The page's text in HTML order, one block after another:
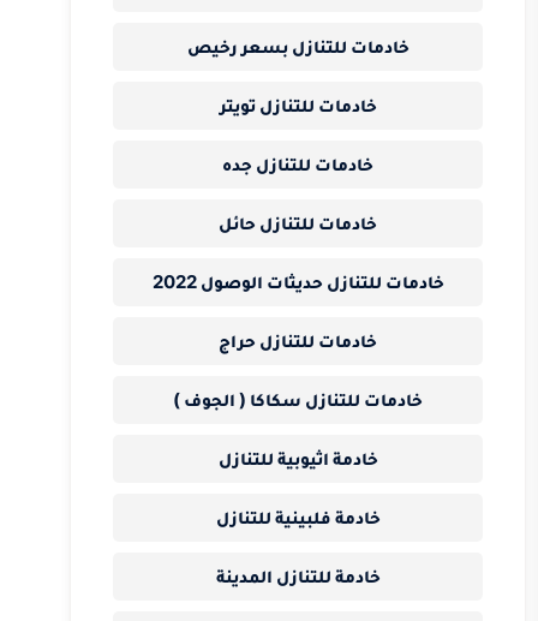
خادمات للتنازل بسعر رخيص
خادمات للتنازل تويتر
خادمات للتنازل جده
خادمات للتنازل حائل
خادمات للتنازل حديثات الوصول 2022
خادمات للتنازل حراج
خادمات للتنازل سكاكا ( الجوف )
خادمة اثيوبية للتنازل
خادمة فلبينية للتنازل
خادمة للتنازل المدينة